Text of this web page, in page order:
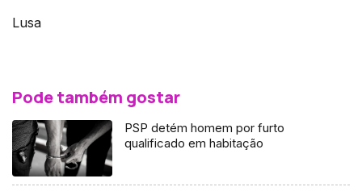
Lusa
Pode também gostar
PSP detém homem por furto
qualificado em habitação